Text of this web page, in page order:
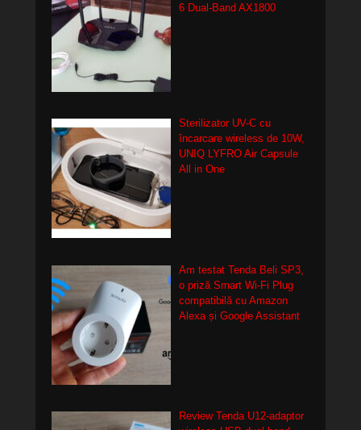
6 Dual-Band AX1800
Sterilizator UV-C cu
încarcare wireless de 10W,
UNIQ LYFRO Air Capsule
All in One
Am testat Tenda Beli SP3,
o priză Smart Wi-Fi Plug
compatibilă cu Amazon
Alexa și Google Assistant
Review Tenda U12-adaptor